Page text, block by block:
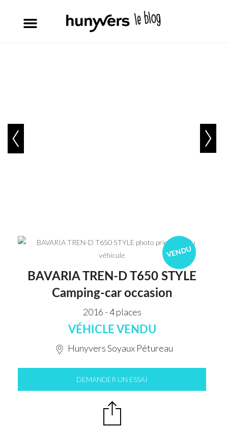
VENDU
BAVARIA TREN-D T650 STYLE
Camping-car occasion
2016 - 4 places
VÉHICLE VENDU
Hunyvers Soyaux Pétureau
DEMANDER UN ESSAI